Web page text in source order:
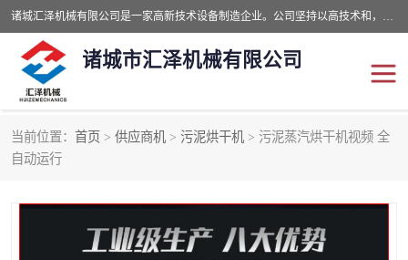
诸城汇泽机械有限公司是一家高新技术设备制造企业。公司坚持以高技术和，高服务于用户，以的环保机械制造设备赢的用户的信赖。现在主要生产死亡畜禽无害化处理和立式和卧式有机肥设备，搅拌机，烘干机，高温发酵机等。污水处理设备，固液分离机。气浮机，化制机等。公司秉承品质，用户至上，科技创新的经营理。
诸城市汇泽机械有限公司
当前位置： 首页 > 供应商机 > 污泥烘干机 > 污泥蒸汽烘干机视频 全
自动运行
发酵设备
鸡粪发酵机 有机肥设备
纳米膜好氧发酵堆肥机 粪污烘干酶体机